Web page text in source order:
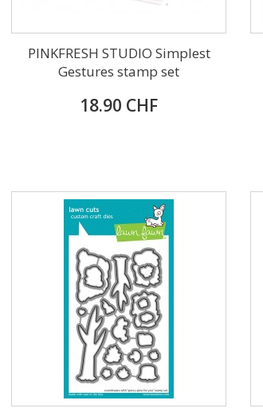
PINKFRESH STUDIO Simplest
Gestures stamp set
18.90 CHF